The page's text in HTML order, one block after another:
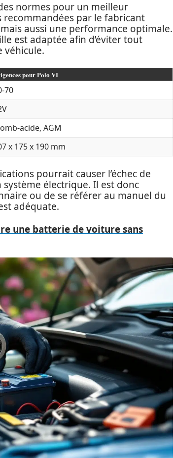
normes pour un meilleur
recommandées par le fabricant
aussi une performance optimale.
est adaptée afin d’éviter tout
véhicule.
pour Polo VI
70
acide, AGM
x 175 x 190 mm
pourrait causer l’échec de
électrique. Il est donc
ou de se référer au manuel du
adéquate.
une batterie de voiture sans